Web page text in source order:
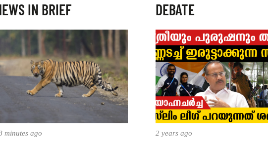
IN BRIEF
minutes ago
DEBATE
2 years ago